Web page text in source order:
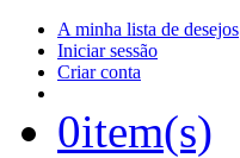
A minha lista de desejos
Iniciar sessão
Criar conta
0item(s)